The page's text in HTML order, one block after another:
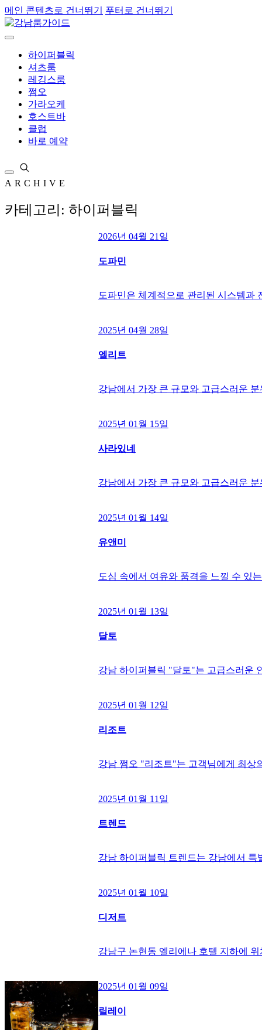
메인 콘텐츠로 건너뛰기 푸터로 건너뛰기
하이퍼블릭
셔츠룸
레깅스룸
쩜오
가라오케
호스트바
클럽
바로 예약
ARCHIVE
카테고리: 하이퍼블릭
2026년 04월 21일
도파민
도파민은 체계적으로 관리된 시스템
2025년 04월 28일
엘리트
강남에서 가장 큰 규모와 고급스러운
2025년 01월 15일
사라있네
강남에서 가장 큰 규모와 고급스러운
2025년 01월 14일
유앤미
도심 속에서 여유와 품격을 느낄 수 있
2025년 01월 13일
달토
강남 하이퍼블릭 "달토"는 고급스러운
2025년 01월 12일
리조트
강남 쩜오 "리조트"는 고객님에게 최상
2025년 01월 11일
트렌드
강남 하이퍼블릭 트렌드는 강남에서
2025년 01월 10일
디저트
강남구 논현동 엘리에나 호텔 지하에
2025년 01월 09일
릴레이